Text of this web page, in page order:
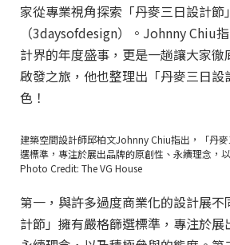
家從專業視角探索「丹麥三日設計節」
（3daysofdesign）。Johnny Chiu
計界的年度盛事，更是一趟讓大家徹
啟發之旅，他也整理出「丹麥三日設
色！
建築空間設計師邱柏文Johnny Chiu指出，「丹
選標準，專注於展出品牌的原創性、永續理念，
Photo Credit: The VG House
第一，與許多過度商業化的設計展不
計節」擁有嚴格篩選標準，專注於展